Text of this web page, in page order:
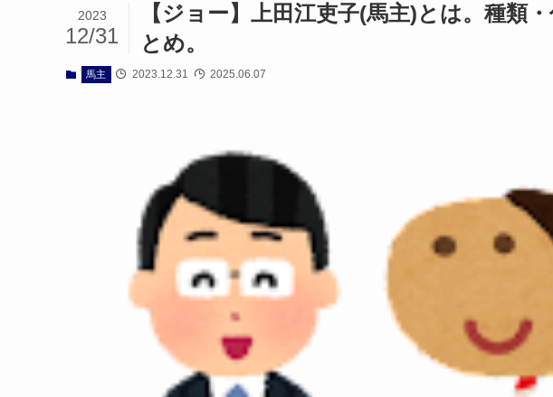
【ジョー】上田江吏子(馬主)とは。種類
とめ。
2023
12/31
馬主 2023.12.31 2025.06.07